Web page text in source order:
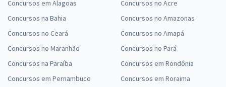
Concursos em Alagoas
Concursos na Bahia
Concursos no Ceará
Concursos no Maranhão
Concursos na Paraíba
Concursos em Pernambuco
Concursos no Acre
Concursos no Amazonas
Concursos no Amapá
Concursos no Pará
Concursos em Rondônia
Concursos em Roraima